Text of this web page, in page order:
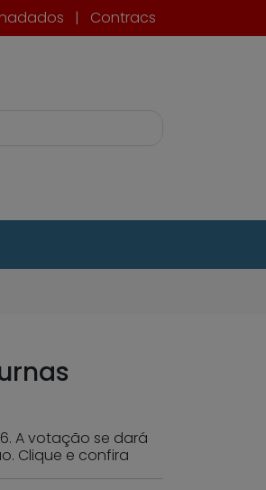
| Contracs
A votação se dará
Clique e confira